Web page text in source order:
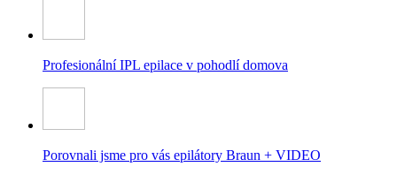
Profesionální IPL epilace v pohodlí domova
Porovnali jsme pro vás epilátory Braun + VIDEO